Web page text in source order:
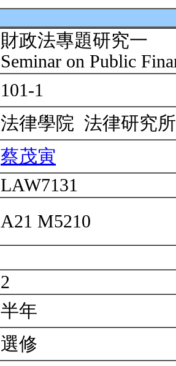
財政法專題研究一
Seminar on Public
101-1
法律學院 法律研究
蔡茂寅
LAW7131
A21 M5210
2
半年
選修